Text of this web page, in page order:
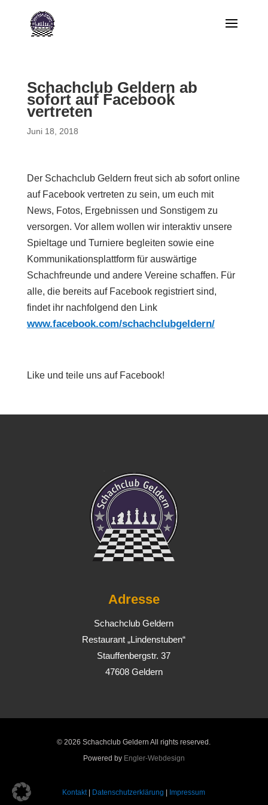
Schachclub Geldern ab
sofort auf Facebook
vertreten
Juni 18, 2018
Der Schachclub Geldern freut sich ab sofort online
auf Facebook vertreten zu sein, um euch mit
News, Fotos, Ergebnissen und Sonstigem zu
versorgen. Vor allem wollen wir interaktiv unsere
Spieltage und Turniere begleiten sowie eine
Kommunikationsplattform für auswärtige
Schachfreunde und andere Vereine schaffen. Für
alle, die bereits auf Facebook registriert sind,
findet ihr nachfolgend den Link
www.facebook.com/schachclubgeldern/
Like und teile uns auf Facebook!
Adresse
Schachclub Geldern
Restaurant „Lindenstuben“
Stauffenbergstr. 37
47608 Geldern
© 2026 Schachclub Geldern All rights reserved.
Powered by Engler-Webdesign
Kontakt| Datenschutzerklärung Impressum